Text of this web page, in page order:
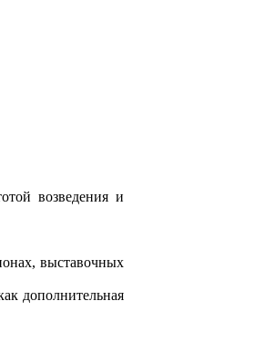
возведения и
выставочных
дополнительная